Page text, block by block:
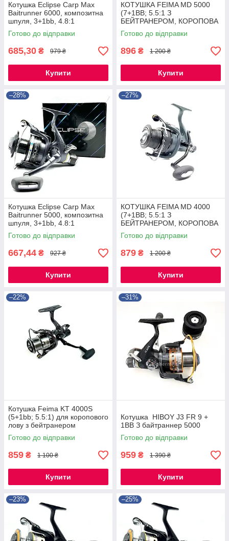
Котушка Eclipse Carp Max
Baitrunner 6000, композитна
шпуля, 3+1bb, 4.8:1
Готово до відправки
685,30 ₴ 979 ₴
Купити
КОТУШКА FEIMA MD 5000
(7+1BB; 5.5:1 З
БЕЙТРАНЕРОМ, КОРОПОВА
КОТУШКА (КОНУСНА
ШПУЛЯ
Готово до відправки
896 ₴ 1 200 ₴
Купити
–28%
Котушка Eclipse Carp Max
Baitrunner 5000, композитна
шпуля, 3+1bb, 4.8:1
Готово до відправки
667,44 ₴ 927 ₴
Купити
–27%
КОТУШКА FEIMA MD 4000
(7+1BB; 5.5:1 З
БЕЙТРАНЕРОМ, КОРОПОВА
КОТУШКА (КОНУСНА
ШПУЛЯ
Готово до відправки
879 ₴ 1 200 ₴
Купити
–22%
Котушка Feima KT 4000S
(5+1bb; 5.5:1) для коропового
лову з бейтранером
Готово до відправки
859 ₴ 1 100 ₴
Купити
–31%
Котушка HIBOY J3 FR 9 +
1BB З байтраннер 5000
Готово до відправки
959 ₴ 1 390 ₴
Купити
–23% –25%